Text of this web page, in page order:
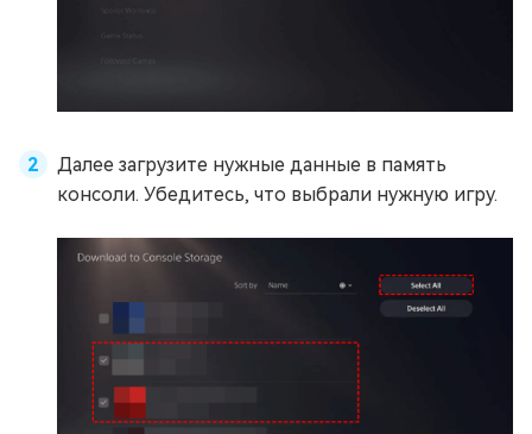
Далее загрузите нужные данные в память
консоли. Убедитесь, что выбрали нужную игру.